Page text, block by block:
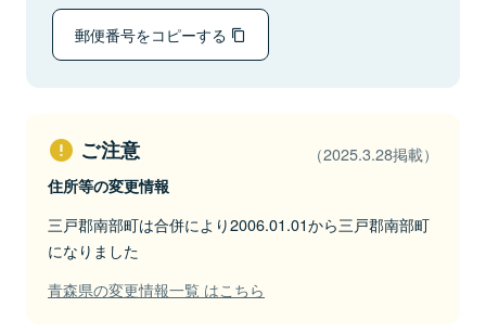
郵便番号をコピーする
ご注意 （2025.3.28掲載）
住所等の変更情報
三戸郡南部町は合併により2006.01.01から三戸郡南部町
になりました
青森県の変更情報一覧 はこちら